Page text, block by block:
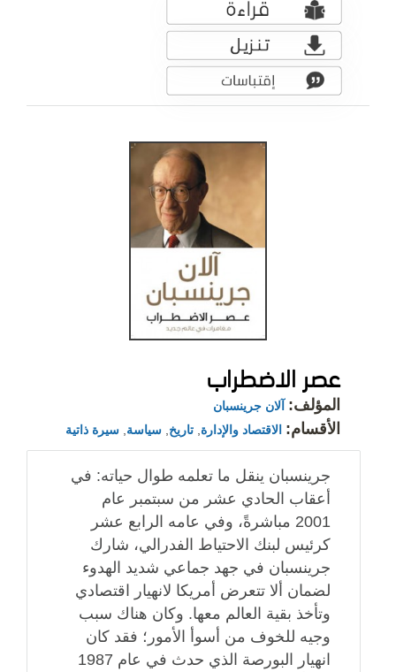
عصر الاضطراب
المؤلف: آلان جرينسبان
الأقسام: الاقتصاد والإدارة تاريخ سياسة سيرة ذاتية
جرينسبان ينقل ما تعلمه طوال حياته: في
أعقاب الحادي عشر من سبتمبر عام
2001 مباشرةً، وفي عامه الرابع عشر
كرئيس لبنك الاحتياط الفدرالي، شارك
جرينسبان في جهد جماعي شديد الهدوء
لضمان ألا تتعرض أمريكا لانهيار اقتصادي
وتأخذ بقية العالم معها. وكان هناك سبب
وجيه للخوف من أسوأ الأمور؛ فقد كان
انهيار البورصة الذي حدث في عام 1987